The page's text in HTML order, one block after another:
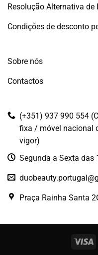
Resolução Alternativa de
Condições de desconto
Sobre nós
Contactos
(+351) 937 990 554
fixa / móvel nacional
vigor)
Segunda a Sexta das
Praça Rainha Santa